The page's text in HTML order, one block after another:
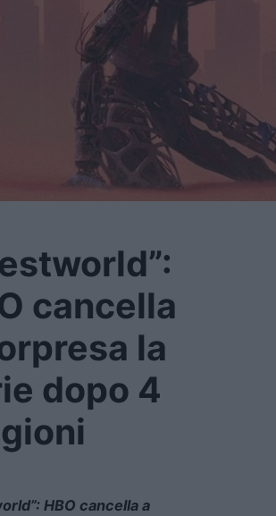
cancella
la
dopo 4
HBO cancella a